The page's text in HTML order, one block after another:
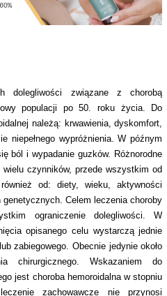
dolegliwości związane z chorobą
populacji po 50. roku życia. Do
należą: krwawienia, dyskomfort,
niepełnego wypróżnienia. W późnym
ból i wypadanie guzków. Różnorodne
czynników, przede wszystkim od
od: diety, wieku, aktywności
Celem leczenia choroby
ograniczenie dolegliwości. W
opisanego celu wystarczą jednie
zabiegowego. Obecnie jedynie około
chirurgicznego. Wskazaniem do
jest choroba hemoroidalna w stopniu
zachowawcze nie przynosi